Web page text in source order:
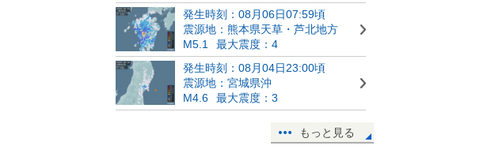
発生時刻：08月06日07:59頃
震源地：熊本県天草・芦北地方
M5.1
最大震度：4
発生時刻：08月04日23:00頃
震源地：宮城県沖
M4.6
最大震度：3
もっと見る